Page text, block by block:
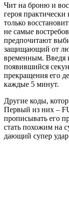
Чит на броню и
героя
только
не самые
предпочитают
защищающий от
временным. Введя
появившийся
прекращения его
каждые 5 минут.
Другие коды,
Первый из них –
прописывать его
стать похожим на
дающий супер